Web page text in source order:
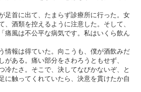
足首に出て、たまらず診療所に行った。女
、酒類を控えるように注意した。そして、
痛風は不公平な病気です。私はいくら飲ん
情報は得ていた。向こうも、僕が酒飲みだ
がある。痛い部分をさわろうともせず、
冷たさ。そこで、決してなびかないぞ、と
に触ってくれていたら、決意を貫けたか自